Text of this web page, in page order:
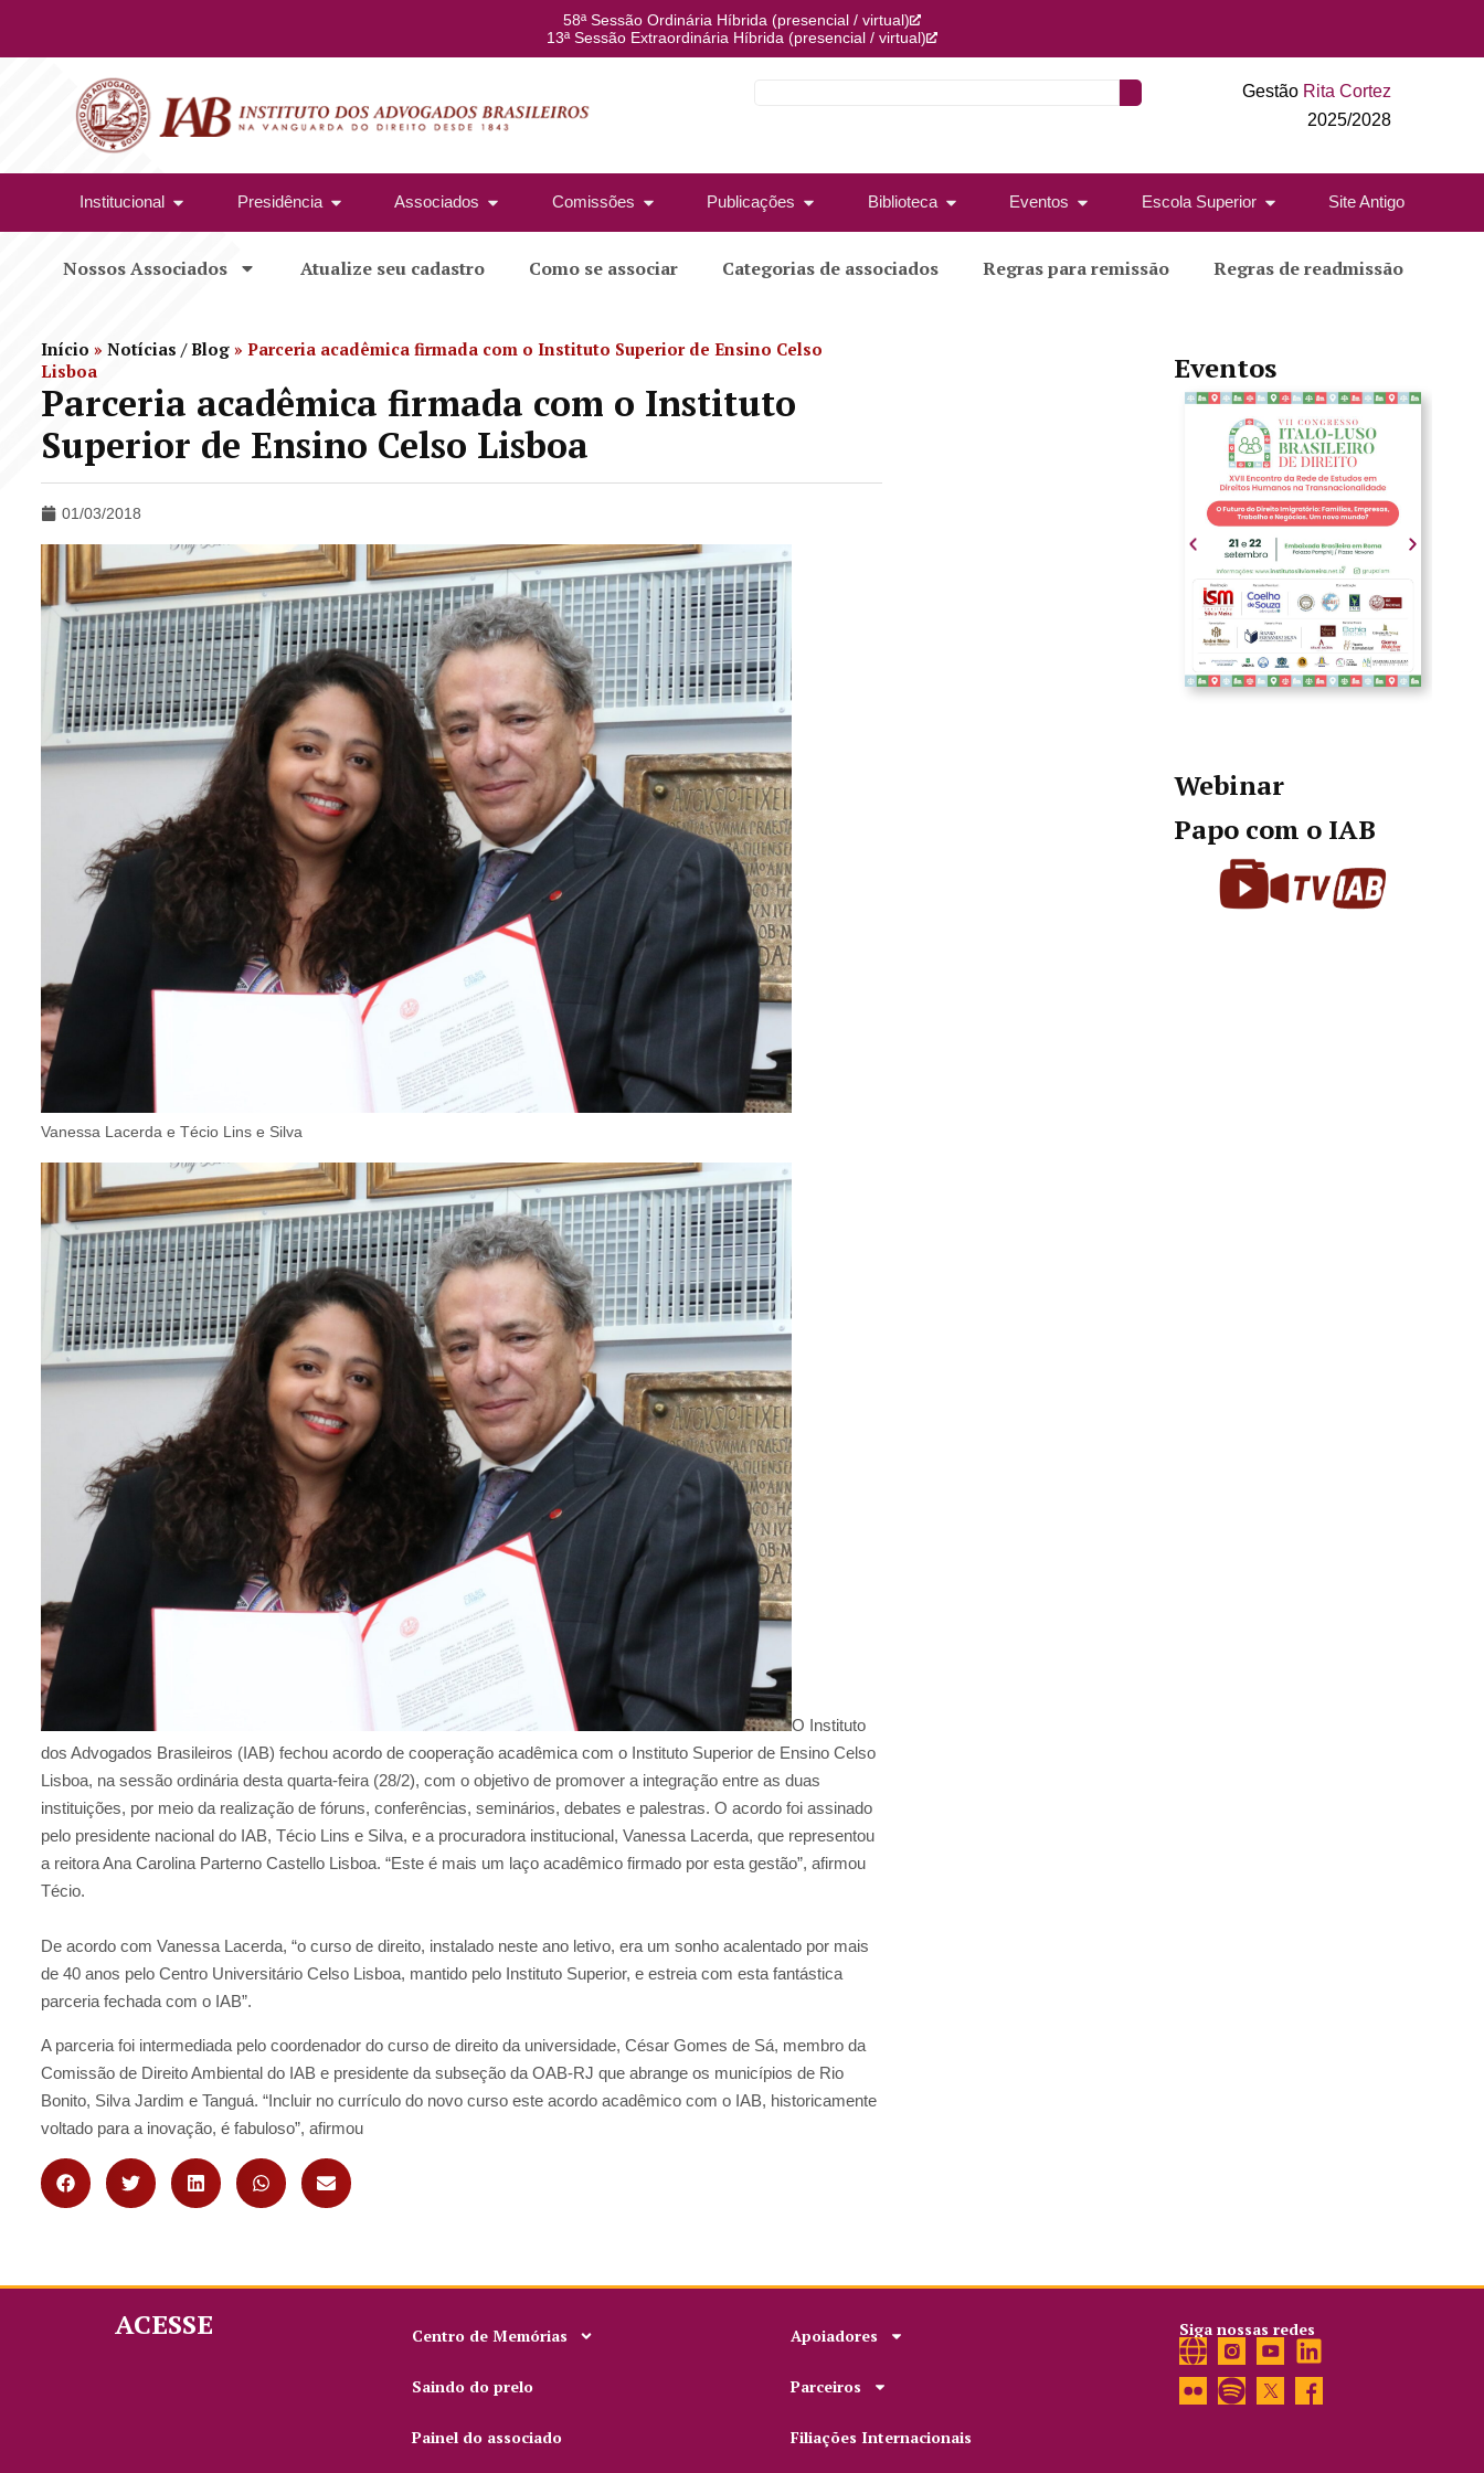
58ª Sessão Ordinária Híbrida (presencial / virtual)
13ª Sessão Extraordinária Híbrida (presencial / virtual)
Gestão Rita Cortez
2025/2028
Institucional Presidência Associados Comissões Publicações Biblioteca Eventos Escola Superior Site Antigo
Nossos Associados Atualize seu cadastro Como se associar Categorias de associados Regras para remissão Regras de readmissão
Início » Notícias / Blog » Parceria acadêmica firmada com o Instituto Superior de Ensino Celso
Lisboa
Parceria acadêmica firmada com o Instituto
Superior de Ensino Celso Lisboa
01/03/2018
Vanessa Lacerda e Técio Lins e Silva
O Instituto
dos Advogados Brasileiros (IAB) fechou acordo de cooperação acadêmica com o Instituto Superior de Ensino Celso
Lisboa, na sessão ordinária desta quarta-feira (28/2), com o objetivo de promover a integração entre as duas
instituições, por meio da realização de fóruns, conferências, seminários, debates e palestras. O acordo foi assinado
pelo presidente nacional do IAB, Técio Lins e Silva, e a procuradora institucional, Vanessa Lacerda, que representou
a reitora Ana Carolina Parterno Castello Lisboa. “Este é mais um laço acadêmico firmado por esta gestão”, afirmou
Técio.
De acordo com Vanessa Lacerda, “o curso de direito, instalado neste ano letivo, era um sonho acalentado por mais
de 40 anos pelo Centro Universitário Celso Lisboa, mantido pelo Instituto Superior, e estreia com esta fantástica
parceria fechada com o IAB”.
A parceria foi intermediada pelo coordenador do curso de direito da universidade, César Gomes de Sá, membro da
Comissão de Direito Ambiental do IAB e presidente da subseção da OAB-RJ que abrange os municípios de Rio
Bonito, Silva Jardim e Tanguá. “Incluir no currículo do novo curso este acordo acadêmico com o IAB, historicamente
voltado para a inovação, é fabuloso”, afirmou
Eventos
Webinar
Papo com o IAB
ACESSE Centro de Memórias
Saindo do prelo
Painel do associado
Apoiadores
Parceiros
Filiações Internacionais
Siga nossas redes